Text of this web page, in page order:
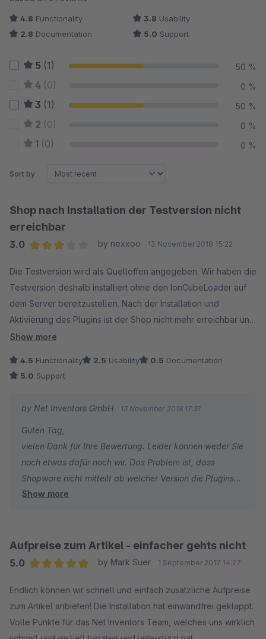
4.8 Functionality 3.8 Usability
2.8 Documentation 5.0 Support
5 (1) 50 %
4 (0) 0 %
3 (1) 50 %
2 (0) 0 %
1 (0) 0 %
Sort by
Shop nach Installation der Testversion nicht
erreichbar
3.0
by nexxoo 13 November 2018 15:22
Die Testversion wird als Quelloffen angegeben. Wir haben die
Testversion deshalb installiert ohne den IonCubeLoader auf
dem Server bereitzustellen. Nach der Installation und
Aktivierung des Plugins ist der Shop nicht mehr erreichbar und
gibt nur noch die Meldung aus das der IonCubeLoader
oder das Modul selbst sollte die Installation nicht zulassen,
falls man keinen IonCubeLoader hat. So müssen wir mühselig
shell klappt auch nicht, da wir hier die gleiche Fehlermeldung
erhalten. Dafür waren die Shell befehle aber eigentlich
gedacht..... schade
Show more
4.5 Functionality 2.5 Usability 0.5 Documentation
5.0 Support
by Net Inventors GmbH 13 November 2018 17:31
Guten Tag,
vielen Dank für Ihre Bewertung. Leider können weder Sie
noch etwas dafür noch wir. Das Problem ist, dass
Shopware nicht mitteilt ab welcher Version die Plugins
unverschlüsselt sind.
5.5.x sind die Plugins verschlüsselt. Leider stellt
Shopware das leider erkenntlich dar. Unter:
finden Sie eine Anleitung, wie man Plugins ohne Console
deaktivieren kann. Ihre Bewertung habe ich an
Shopware weitergeleitet um auf den Umstand
Show more
Aufpreise zum Artikel - einfacher gehts nicht
5.0
by Mark Suer 1 September 2017 14:27
Endlich können wir schnell und einfach zusätzliche Aufpreise
zum Artikel anbieten! Die Installation hat einwandfrei geklappt.
Volle Punkte für das Net Inventors Team, welches uns wirklich